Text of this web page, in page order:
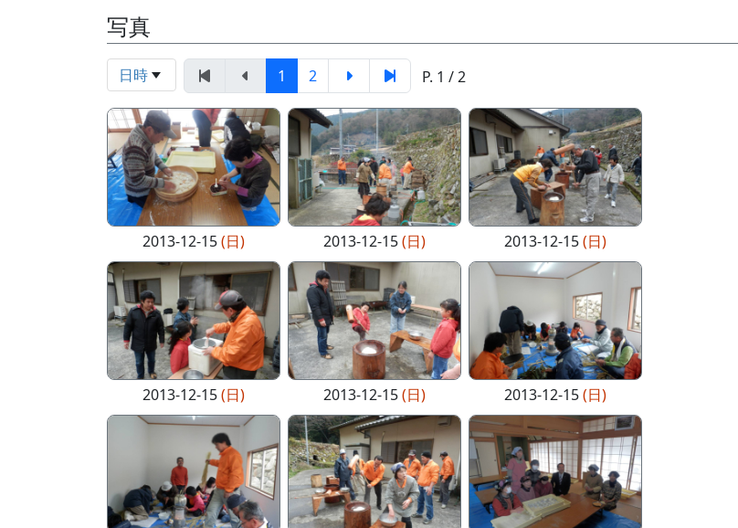
写真
日時 1 2 P. 1 / 2
2013-12-15(日) 2013-12-15(日) 2013-12-15(日)
2013-12-15(日) 2013-12-15(日) 2013-12-15(日)